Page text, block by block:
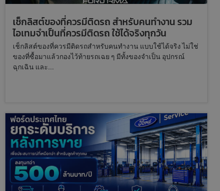
เช็กลิสต์ของที่ควรมีติดรถ สำหรับคนทำงาน รวม
ไอเทมจำเป็นที่ควรมีติดรถ ใช้ได้จริงทุกวัน
เช็กลิสต์ของที่ควรมีติดรถสำหรับคนทำงาน แบบใช้ได้จริง ไม่ใช่
ของที่ซื้อมาแล้วกองไว้ท้ายรถเฉย ๆ มีทั้งของจำเป็น อุปกรณ์
ฉุกเฉิน และ...